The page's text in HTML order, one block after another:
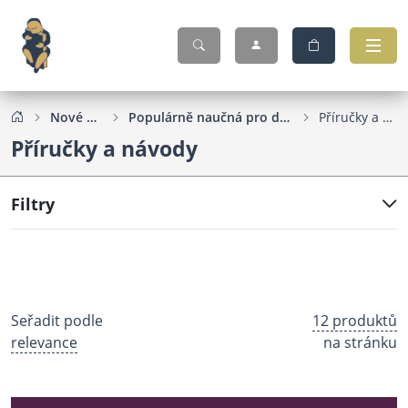
Nové knihy Populárně naučná pro děti a mládež Příručky a návody
Příručky a návody
Filtry
Seřadit podle
relevance
12 produktů
na stránku